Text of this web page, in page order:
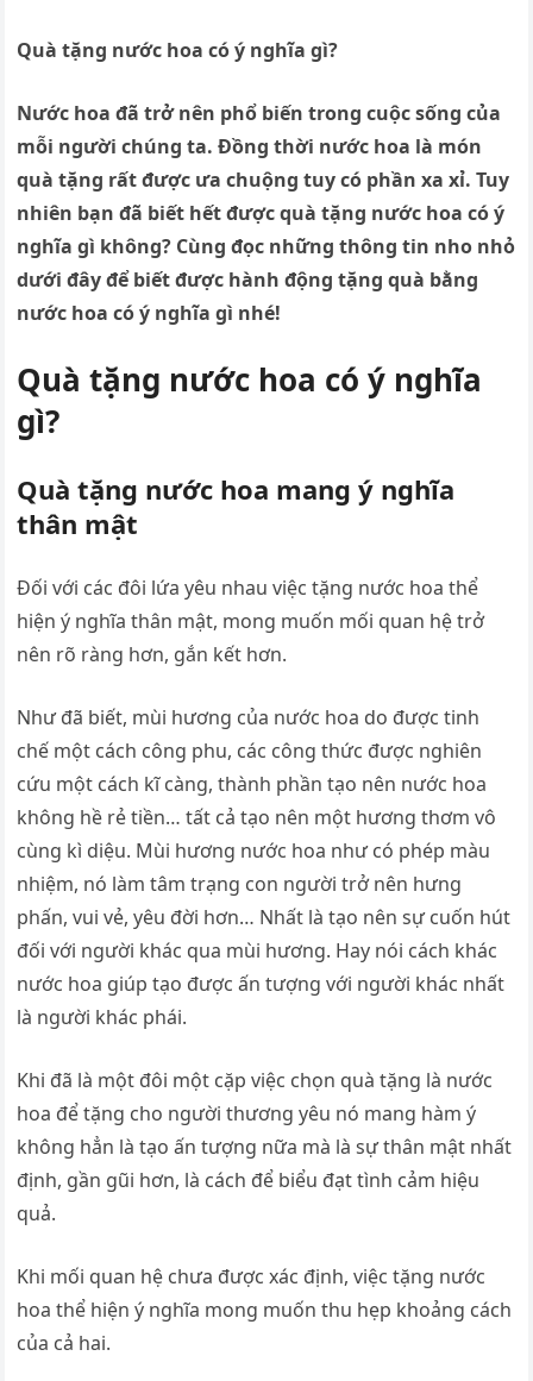
Quà tặng nước hoa có ý nghĩa gì?
Nước hoa đã trở nên phổ biến trong cuộc sống của
mỗi người chúng ta. Đồng thời nước hoa là món
quà tặng rất được ưa chuộng tuy có phần xa xỉ. Tuy
nhiên bạn đã biết hết được quà tặng nước hoa có ý
nghĩa gì không? Cùng đọc những thông tin nho nhỏ
dưới đây để biết được hành động tặng quà bằng
nước hoa có ý nghĩa gì nhé!
Quà tặng nước hoa có ý nghĩa
gì?
Quà tặng nước hoa mang ý nghĩa
thân mật
Đối với các đôi lứa yêu nhau việc tặng nước hoa thể
hiện ý nghĩa thân mật, mong muốn mối quan hệ trở
nên rõ ràng hơn, gắn kết hơn.
Như đã biết, mùi hương của nước hoa do được tinh
chế một cách công phu, các công thức được nghiên
cứu một cách kĩ càng, thành phần tạo nên nước hoa
không hề rẻ tiền… tất cả tạo nên một hương thơm vô
cùng kì diệu. Mùi hương nước hoa như có phép màu
nhiệm, nó làm tâm trạng con người trở nên hưng
phấn, vui vẻ, yêu đời hơn… Nhất là tạo nên sự cuốn hút
đối với người khác qua mùi hương. Hay nói cách khác
nước hoa giúp tạo được ấn tượng với người khác nhất
là người khác phái.
Khi đã là một đôi một cặp việc chọn quà tặng là nước
hoa để tặng cho người thương yêu nó mang hàm ý
không hẳn là tạo ấn tượng nữa mà là sự thân mật nhất
định, gần gũi hơn, là cách để biểu đạt tình cảm hiệu
quả.
Khi mối quan hệ chưa được xác định, việc tặng nước
hoa thể hiện ý nghĩa mong muốn thu hẹp khoảng cách
của cả hai.